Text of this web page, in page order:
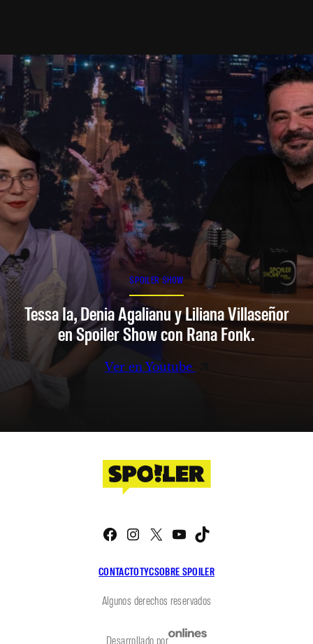
SPOILER SHOW
Tessa Ia, Denia Agalianu y Liliana Villaseñor
en Spoiler Show con Rana Fonk.
Ver en Youtube
CONTACTOTYCSOBRE SPOILER
Facebook
Instagram
X YouTube
Algunos derechos reservados
Desarrollado por